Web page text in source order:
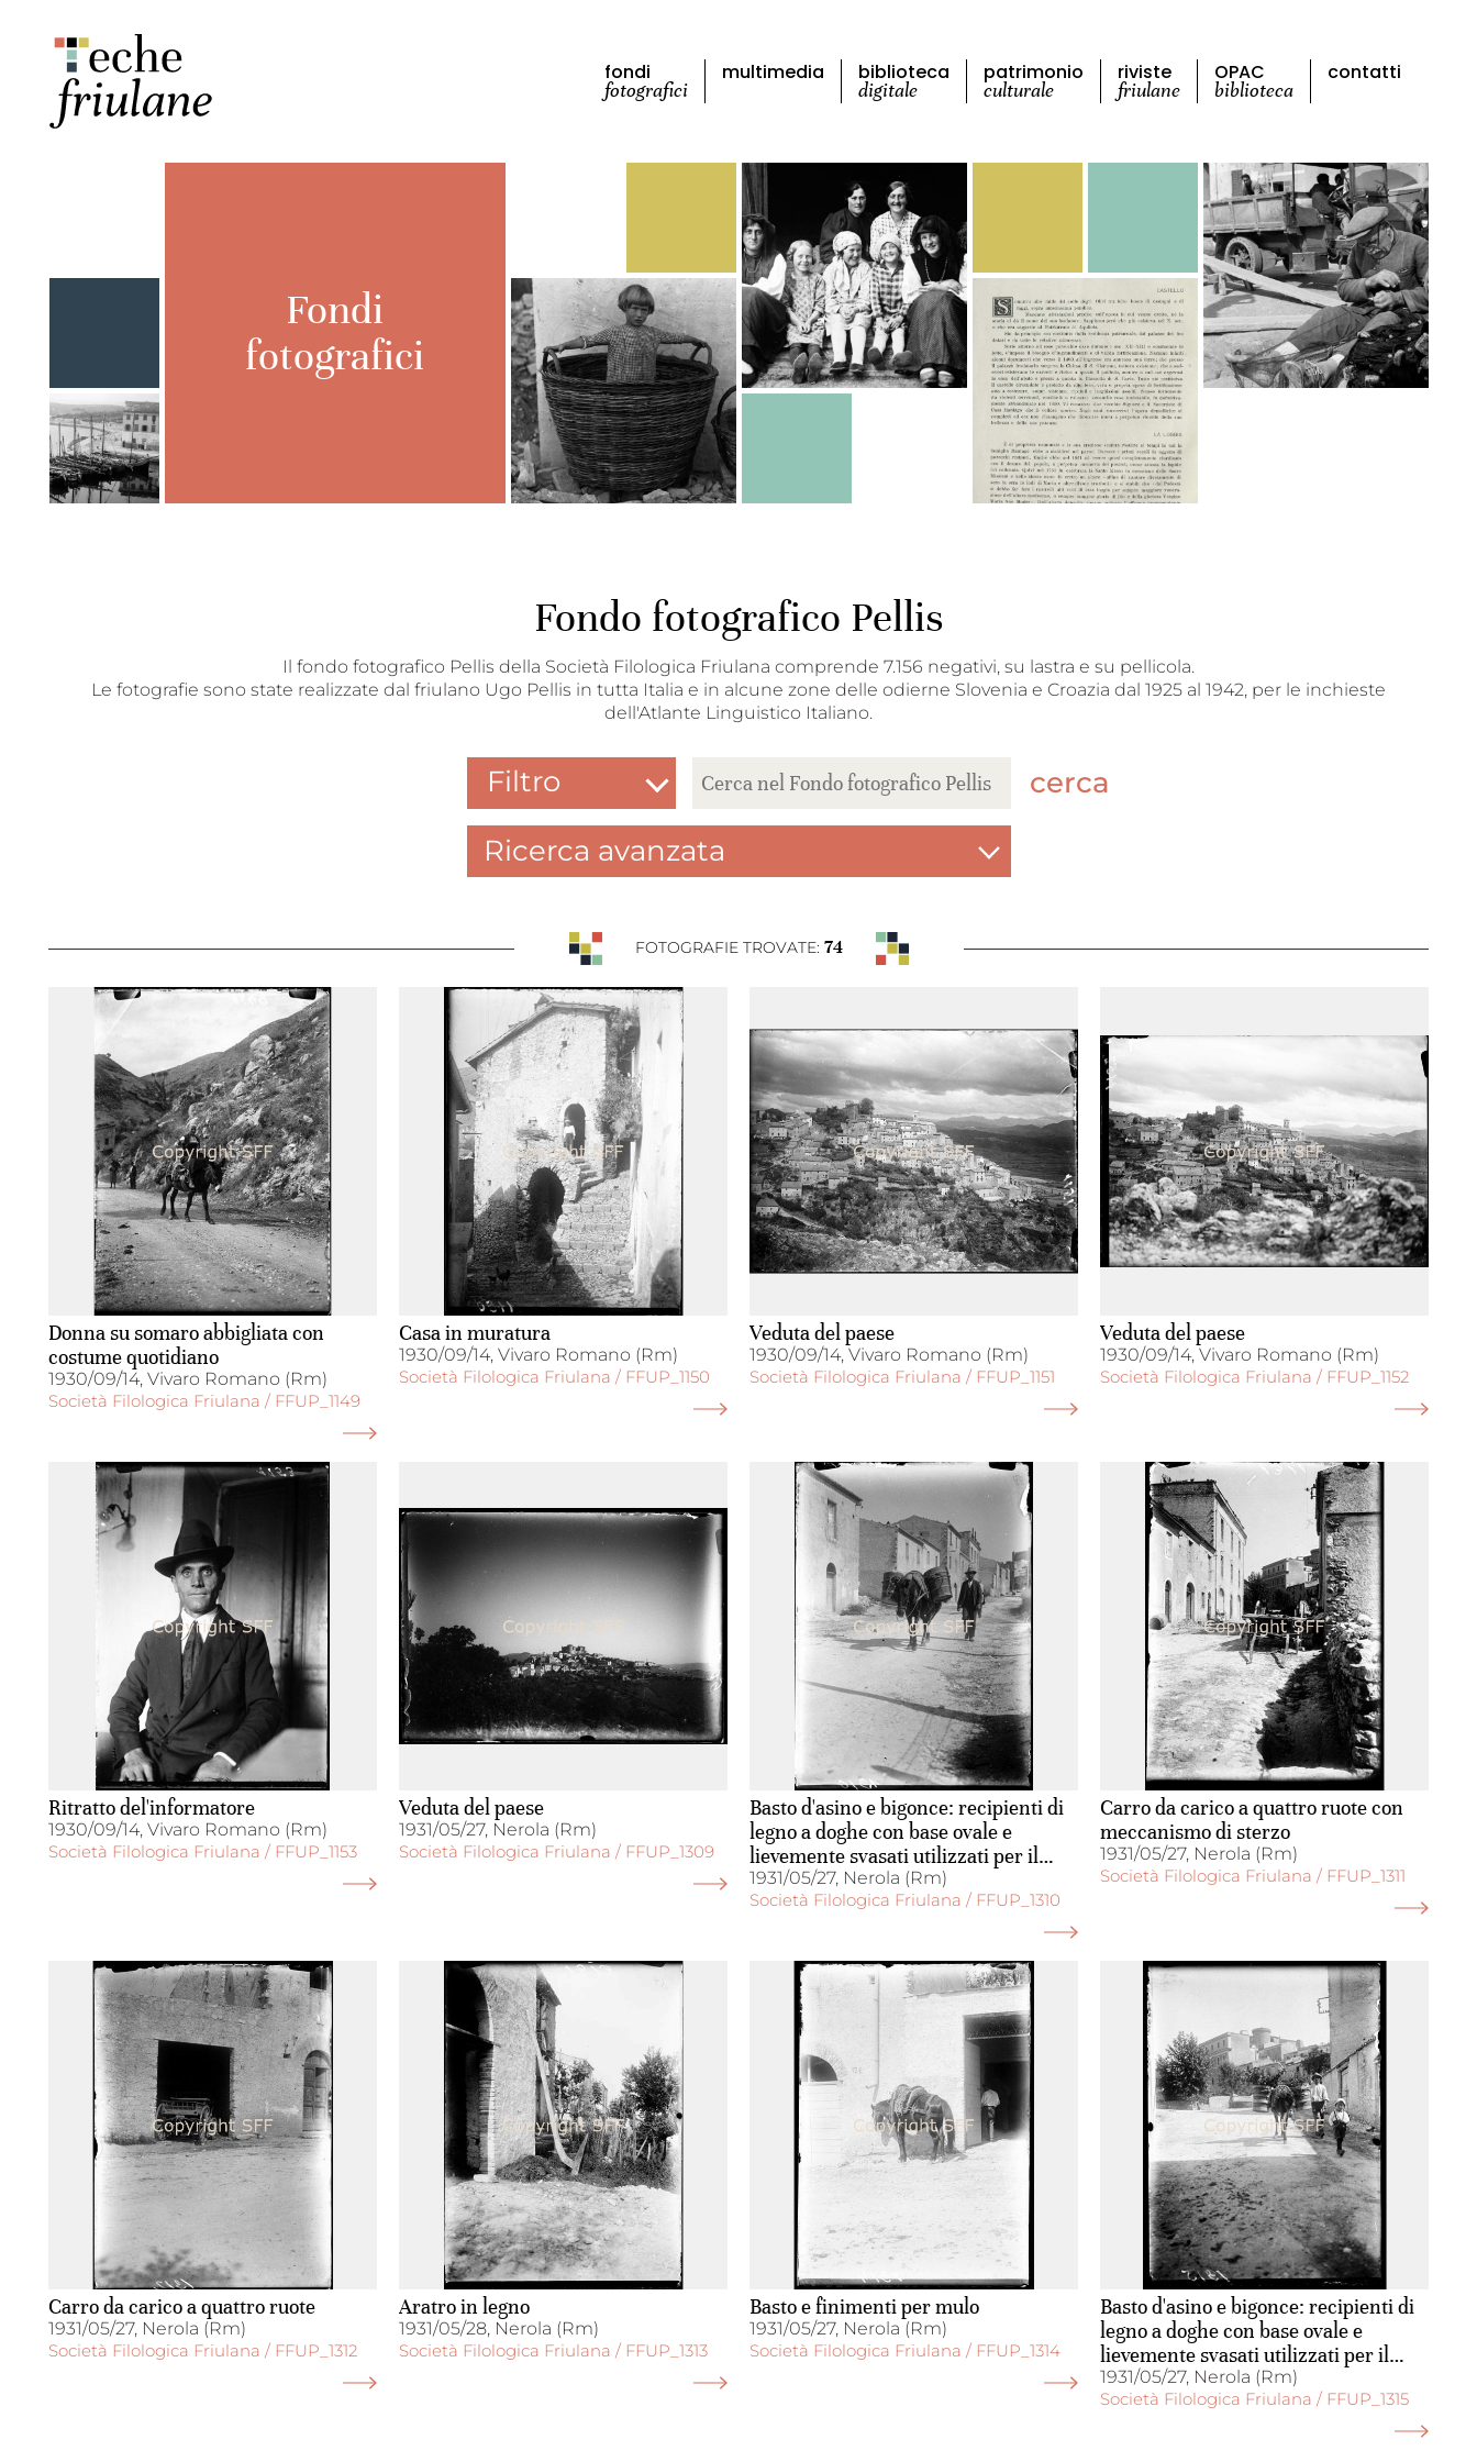
fondi
fotografici
multimedia biblioteca
digitale
patrimonio
culturale
riviste
friulane
OPAC
biblioteca
contatti
Fondi
fotografici
Fondo fotografico Pellis
Il fondo fotografico Pellis della Società Filologica Friulana comprende 7.156 negativi, su lastra e su pellicola.
Le fotografie sono state realizzate dal friulano Ugo Pellis in tutta Italia e in alcune zone delle odierne Slovenia e Croazia dal 1925 al 1942, per le inchieste
dell'Atlante Linguistico Italiano.
Filtro
cerca
Ricerca avanzata
FOTOGRAFIE TROVATE: 74
Donna su somaro abbigliata con
costume quotidiano
1930/09/14, Vivaro Romano (Rm)
Società Filologica Friulana / FFUP_1149
Casa in muratura
1930/09/14, Vivaro Romano (Rm)
Società Filologica Friulana / FFUP_1150
Veduta del paese
1930/09/14, Vivaro Romano (Rm)
Società Filologica Friulana / FFUP_1151
Veduta del paese
1930/09/14, Vivaro Romano (Rm)
Società Filologica Friulana / FFUP_1152
Ritratto del'informatore
1930/09/14, Vivaro Romano (Rm)
Società Filologica Friulana / FFUP_1153
Veduta del paese
1931/05/27, Nerola (Rm)
Società Filologica Friulana / FFUP_1309
Basto d'asino e bigonce: recipienti di
legno a doghe con base ovale e
lievemente svasati utilizzati per il
trasporto di diversi materiali (terra,
sabbia, pietre, uva ecc.)
1931/05/27, Nerola (Rm)
Società Filologica Friulana / FFUP_1310
Carro da carico a quattro ruote con
meccanismo di sterzo
1931/05/27, Nerola (Rm)
Società Filologica Friulana / FFUP_1311
Carro da carico a quattro ruote
1931/05/27, Nerola (Rm)
Società Filologica Friulana / FFUP_1312
Aratro in legno
1931/05/28, Nerola (Rm)
Società Filologica Friulana / FFUP_1313
Basto e finimenti per mulo
1931/05/27, Nerola (Rm)
Società Filologica Friulana / FFUP_1314
Basto d'asino e bigonce: recipienti di
legno a doghe con base ovale e
lievemente svasati utilizzati per il
trasporto di diversi materiali (terra,
sabbia, pietre, uva ecc.)
1931/05/27, Nerola (Rm)
Società Filologica Friulana / FFUP_1315